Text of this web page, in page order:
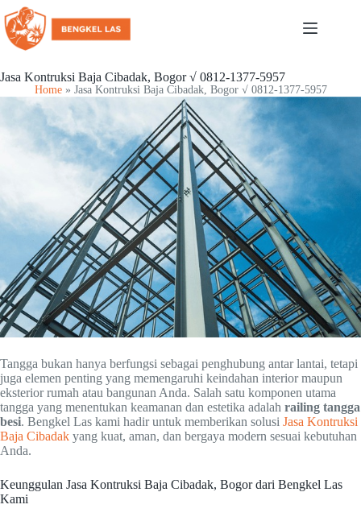
Jasa Kontruksi Baja Cibadak, Bogor √ 0812-1377-5957
Home» Jasa Kontruksi Baja Cibadak, Bogor √ 0812-1377-5957
Tangga bukan hanya berfungsi sebagai penghubung antar lantai, tetapi
juga elemen penting yang memengaruhi keindahan interior maupun
eksterior rumah atau bangunan Anda. Salah satu komponen utama
tangga yang menentukan keamanan dan estetika adalah railing tangga
besi. Bengkel Las kami hadir untuk memberikan solusi Jasa Kontruksi
Baja Cibadak yang kuat, aman, dan bergaya modern sesuai kebutuhan
Anda.
Keunggulan Jasa Kontruksi Baja Cibadak, Bogor dari Bengkel Las
Kami